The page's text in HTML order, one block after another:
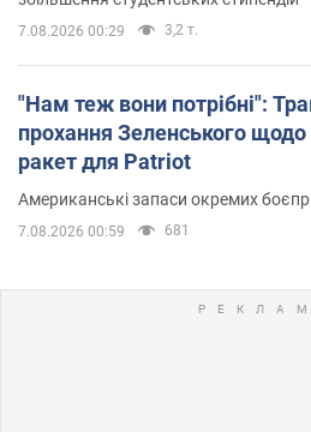
7.08.2026 00:29 3,2 т.
"Нам теж вони потрібні":
прохання Зеленського щодо
ракет для Patriot
Американські запаси окремих
7.08.2026 00:59 681